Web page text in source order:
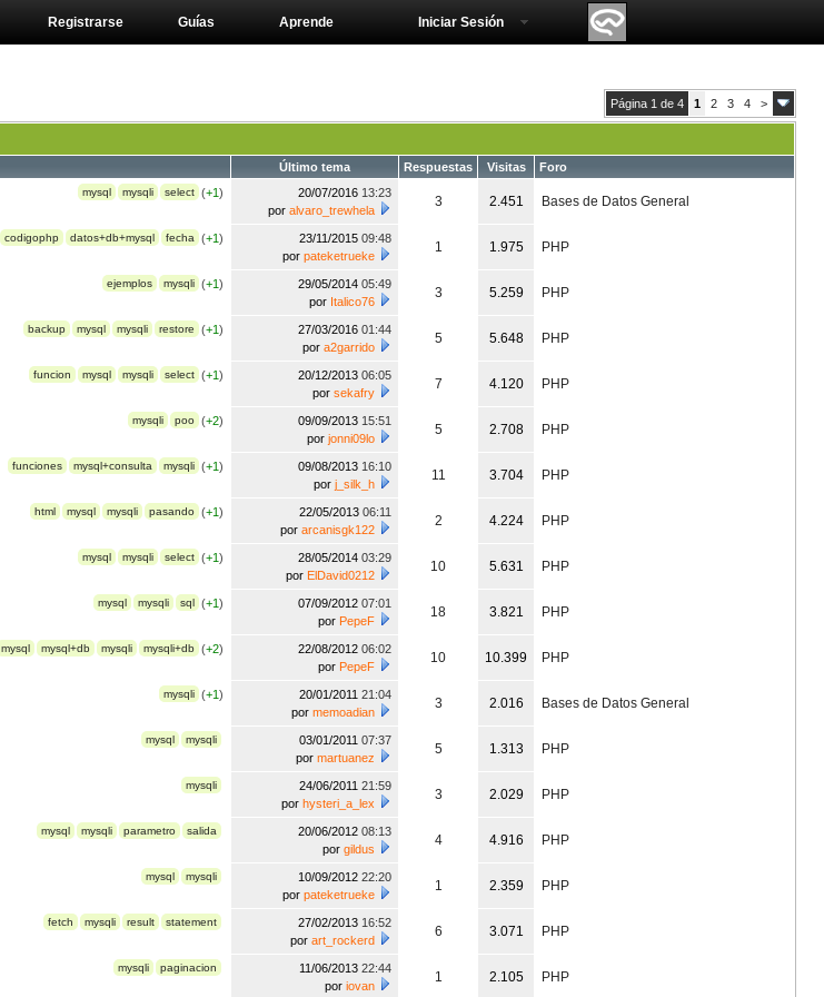
Aprende
Guías
Registrarse Iniciar Sesión
Página 1 de 4 1 2 3 4 >
Último tema Respuestas Visitas
Foro
(+1)
mysql mysqli select 20/07/2016 13:23
por alvaro_trewhela
3 2.451 Bases de Datos General
(+1)
codigophp datos+db+mysql fecha 23/11/2015 09:48
por pateketrueke
1 1.975 PHP
(+1)
ejemplos mysqli 29/05/2014 05:49
por Italico76
3 5.259 PHP
(+1)
backup mysql mysqli restore 27/03/2016 01:44
por a2garrido
5 5.648 PHP
(+1)
funcion mysql mysqli select 20/12/2013 06:05
por sekafry
7 4.120 PHP
(+2)
mysqli poo 09/09/2013 15:51
por jonni09lo
5 2.708 PHP
(+1)
funciones mysql+consulta mysqli 09/08/2013 16:10
por j_silk_h
11 3.704 PHP
(+1)
html mysql mysqli pasando 22/05/2013 06:11
por arcanisgk122
2 4.224 PHP
(+1)
mysql mysqli select 28/05/2014 03:29
por ElDavid0212
10 5.631 PHP
(+1)
mysql mysqli sql 07/09/2012 07:01
por PepeF
18 3.821 PHP
(+2)
mysql mysql+db mysqli mysqli+db 22/08/2012 06:02
por PepeF
10 10.399 PHP
(+1)
mysqli 20/01/2011 21:04
por memoadian
3 2.016 Bases de Datos General
mysql mysqli 03/01/2011 07:37
por martuanez
5 1.313 PHP
mysqli 24/06/2011 21:59
por hysteri_a_lex
3 2.029 PHP
mysql mysqli parametro salida 20/06/2012 08:13
por gildus
4 4.916 PHP
mysql mysqli 10/09/2012 22:20
por pateketrueke
1 2.359 PHP
fetch mysqli result statement 27/02/2013 16:52
por art_rockerd
6 3.071 PHP
mysqli paginacion 11/06/2013 22:44
por iovan
1 2.105 PHP